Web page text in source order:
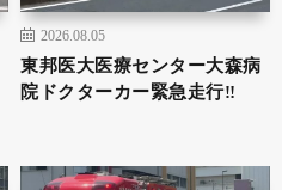
2026.08.05
東邦医大医療センター大森病
院ドクターカー緊急走行‼️